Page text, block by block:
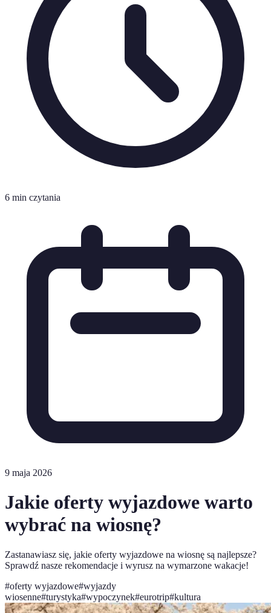
6 min czytania
9 maja 2026
Jakie oferty wyjazdowe warto
wybrać na wiosnę?
Zastanawiasz się, jakie oferty wyjazdowe na wiosnę są najlepsze?
Sprawdź nasze rekomendacje i wyrusz na wymarzone wakacje!
#oferty wyjazdowe#wyjazdy
wiosenne#turystyka#wypoczynek#eurotrip#kultura